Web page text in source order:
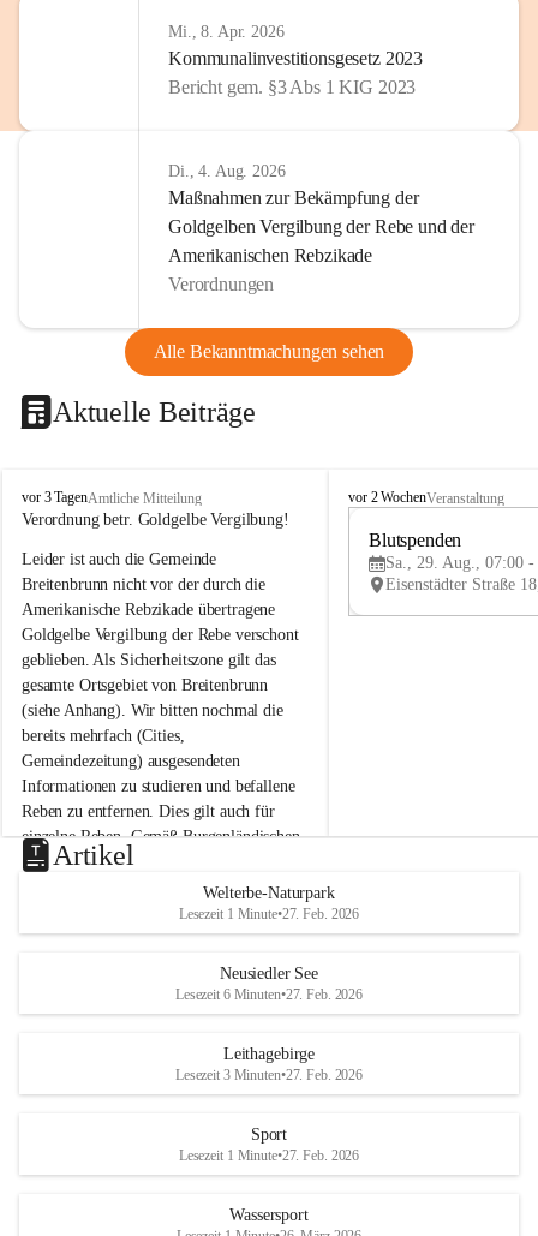
Mi., 8. Apr. 2026
Kommunalinvestitionsgesetz 2023
Bericht gem. §3 Abs 1 KIG 2023
Di., 4. Aug. 2026
Maßnahmen zur Bekämpfung der
Goldgelben Vergilbung der Rebe und der
Amerikanischen Rebzikade
Verordnungen
Alle Bekanntmachungen sehen
Aktuelle Beiträge
B
r
i
t
e
n
b
r
u
n
n
a
m
N
e
u
s
d
S
vor 3 TagenAmtliche Mitteilung
Verordnung betr. Goldgelbe Vergilbung!
Leider ist auch die Gemeinde
Breitenbrunn nicht vor der durch die
Amerikanische Rebzikade übertragene
Goldgelbe Vergilbung der Rebe verschont
geblieben. Als Sicherheitszone gilt das
gesamte Ortsgebiet von Breitenbrunn
(siehe Anhang). Wir bitten nochmal die
bereits mehrfach (Cities,
Gemeindezeitung) ausgesendeten
Informationen zu studieren und befallene
Reben zu entfernen. Dies gilt auch für
einzelne Reben. Gemäß Burgenländischen
Weinbaugesetz sind nicht gepflegte oder
unzulässige Weingärten zu roden! Bitte
helfen wir zusammen um unsere Winzer
vor den prognostizierten Ernteausfällen
und den daraus folgenden wirtschaftlichen
Maßnahmen zur Bekämpfung
Rebe und der Amerikanischen
Anhang VBl. EU Nr. 18
B
e
u
e
d
r
S
vor 2 WochenVeranstaltung
Blutspenden
Sa., 29. Aug., 07:00 -
Artikel
Welterbe-Naturpark
Lesezeit 1 Minute•27. Feb. 2026
Neusiedler See
Lesezeit 6 Minuten•27. Feb. 2026
Leithagebirge
Lesezeit 3 Minuten•27. Feb. 2026
Sport
Lesezeit 1 Minute•27. Feb. 2026
Wassersport